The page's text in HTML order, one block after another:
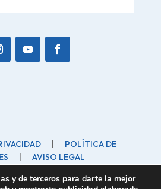
| POLÍTICA DE
| AVISO LEGAL
| C/ Marinero, 10 28260
y de terceros para darte la mejor